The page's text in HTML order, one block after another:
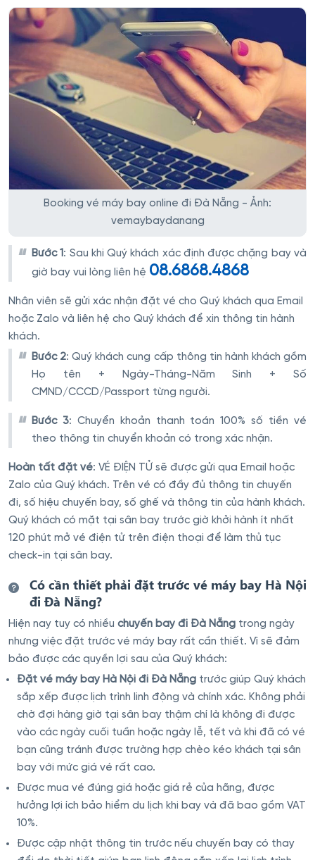
Booking vé máy bay online đi Đà Nẵng - Ảnh:
vemaybaydanang
Bước 1: Sau khi Quý khách xác định được chặng bay và
giờ bay vui lòng liên hệ 08.6868.4868
Nhân viên sẽ gửi xác nhận đặt vé cho Quý khách qua Email
hoặc Zalo và liên hệ cho Quý khách để xin thông tin hành
khách.
Bước 2: Quý khách cung cấp thông tin hành khách gồm
Họ tên + Ngày-Tháng-Năm Sinh + Số
CMND/CCCD/Passport từng người.
Bước 3: Chuyển khoản thanh toán 100% số tiền vé
theo thông tin chuyển khoản có trong xác nhận.
Hoàn tất đặt vé: VÉ ĐIỆN TỬ sẽ được gửi qua Email hoặc
Zalo của Quý khách. Trên vé có đầy đủ thông tin chuyến
đi, số hiệu chuyến bay, số ghế và thông tin của hành khách.
Quý khách có mặt tại sân bay trước giờ khởi hành ít nhất
120 phút mở vé điện tử trên điện thoại để làm thủ tục
check-in tại sân bay.
Có cần thiết phải đặt trước vé máy bay Hà Nội
đi Đà Nẵng?
Hiện nay tuy có nhiều chuyến bay đi Đà Nẵng trong ngày
nhưng việc đặt trước vé máy bay rất cần thiết. Vì sẽ đảm
bảo được các quyền lợi sau của Quý khách:
Đặt vé máy bay Hà Nội đi Đà Nẵng trước giúp Quý khách
sắp xếp được lịch trình linh động và chính xác. Không phải
chờ đợi hàng giờ tại sân bay thậm chí là không đi được
vào các ngày cuối tuần hoặc ngày lễ, tết và khi đã có vé
bạn cũng tránh được trường hợp chèo kéo khách tại sân
bay với mức giá vé rất cao.
Được mua vé đúng giá hoặc giá rẻ của hãng, được
hưởng lợi ích bảo hiểm du lịch khi bay và đã bao gồm VAT
10%.
Được cập nhật thông tin trước nếu chuyến bay có thay